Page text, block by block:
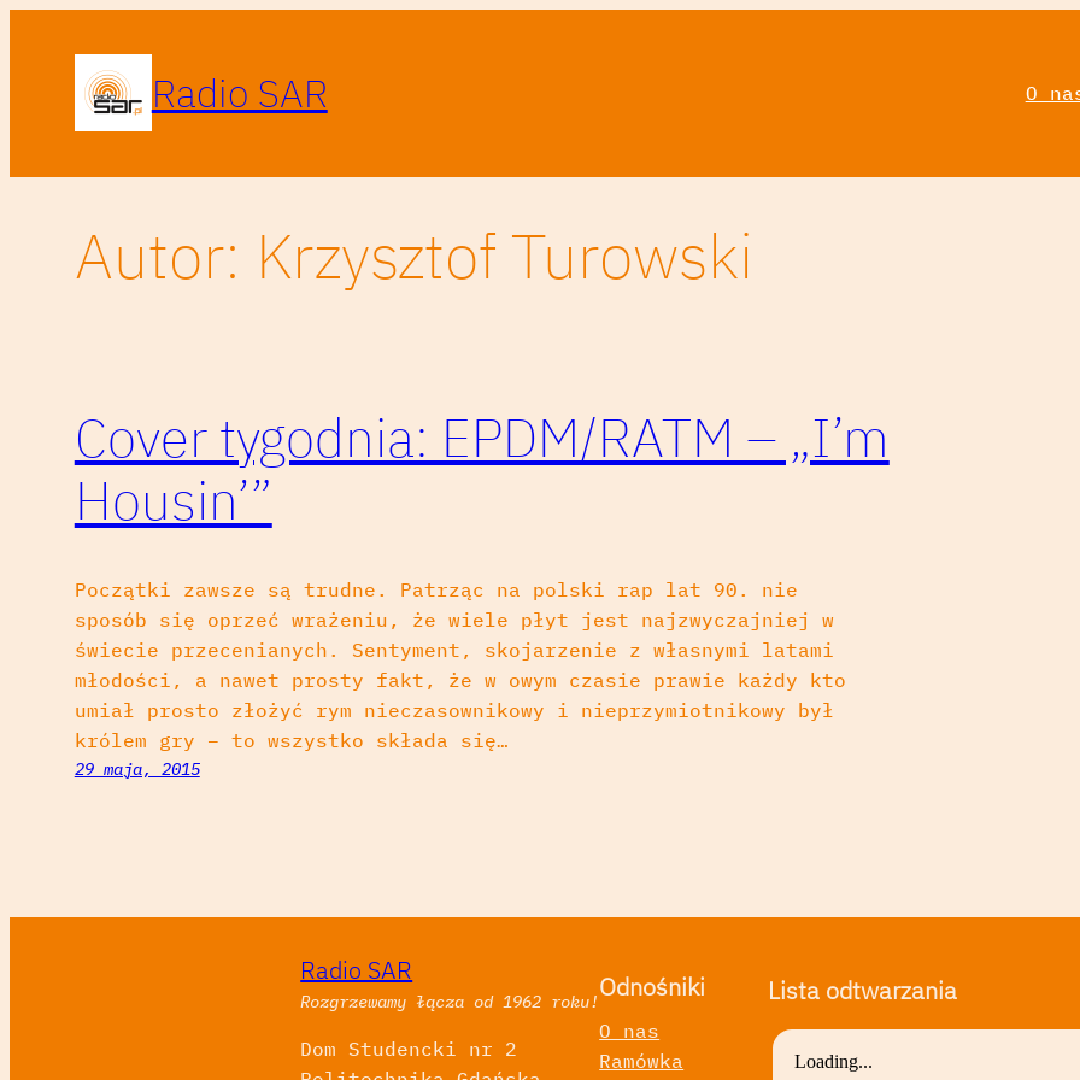
Radio SAR O
Autor: Krzysztof Turowski
Cover tygodnia: EPDM/RATM – „I’m
Housin’”
Początki zawsze są trudne. Patrząc na polski rap lat 90. nie
sposób się oprzeć wrażeniu, że wiele płyt jest najzwyczajniej w
świecie przecenianych. Sentyment, skojarzenie z własnymi latami
młodości, a nawet prosty fakt, że w owym czasie prawie każdy kto
umiał prosto złożyć rym nieczasownikowy i nieprzymiotnikowy był
królem gry – to wszystko składa się…
29 maja, 2015
Radio SAR
Rozgrzewamy łącza od 1962 roku!
Dom Studencki nr 2
Odnośniki
O nas
Ramówka
Lista odtwarzania